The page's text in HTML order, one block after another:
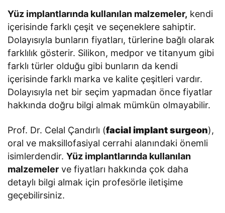
Yüz implantlarında kullanılan malzemeler, kendi
içerisinde farklı çeşit ve seçeneklere sahiptir.
Dolayısıyla bunların fiyatları, türlerine bağlı olarak
farklılık gösterir. Silikon, medpor ve titanyum gibi
farklı türler olduğu gibi bunların da kendi
içerisinde farklı marka ve kalite çeşitleri vardır.
Dolayısıyla net bir seçim yapmadan önce fiyatlar
hakkında doğru bilgi almak mümkün olmayabilir.
Prof. Dr. Celal Çandırlı (facial implant surgeon),
oral ve maksillofasiyal cerrahi alanındaki önemli
isimlerdendir.Yüz implantlarında kullanılan
malzemeler ve fiyatları hakkında çok daha
detaylı bilgi almak için profesörle iletişime
geçebilirsiniz.